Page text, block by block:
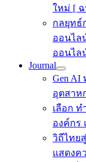
ใหม่ [
กลยุทธ์
ออนไล
ออนไล
Journal
Gen AI
อุตสาห
เลือก
องค์กร
วิถีไทย
แสดงค